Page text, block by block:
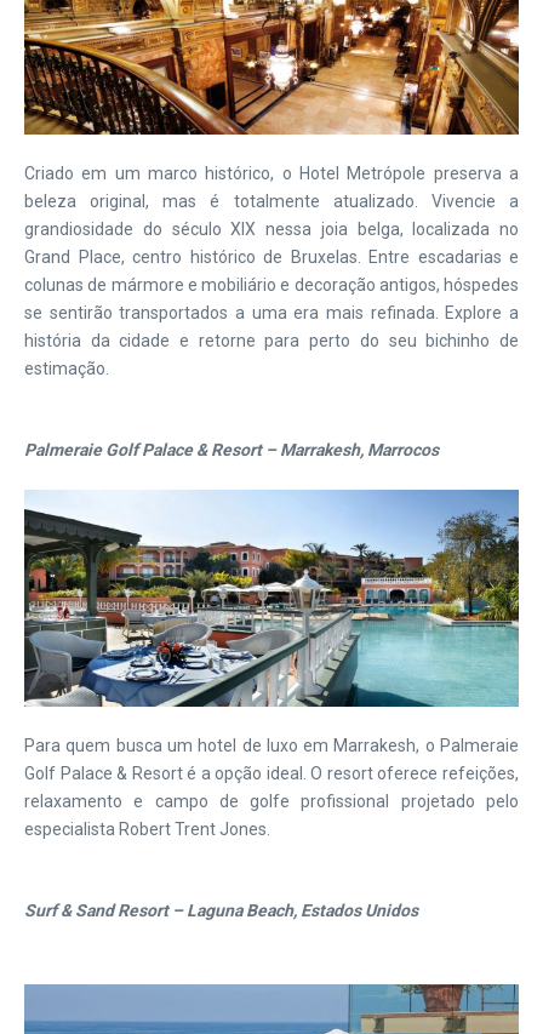
Criado em um marco histórico, o Hotel Metrópole preserva a
beleza original, mas é totalmente atualizado. Vivencie a
grandiosidade do século XIX nessa joia belga, localizada no
Grand Place, centro histórico de Bruxelas. Entre escadarias e
colunas de mármore e mobiliário e decoração antigos, hóspedes
se sentirão transportados a uma era mais refinada. Explore a
história da cidade e retorne para perto do seu bichinho de
estimação.
Palmeraie Golf Palace & Resort – Marrakesh, Marrocos
Para quem busca um hotel de luxo em Marrakesh, o Palmeraie
Golf Palace & Resort é a opção ideal. O resort oferece refeições,
relaxamento e campo de golfe profissional projetado pelo
especialista Robert Trent Jones.
Surf & Sand Resort – Laguna Beach, Estados Unidos